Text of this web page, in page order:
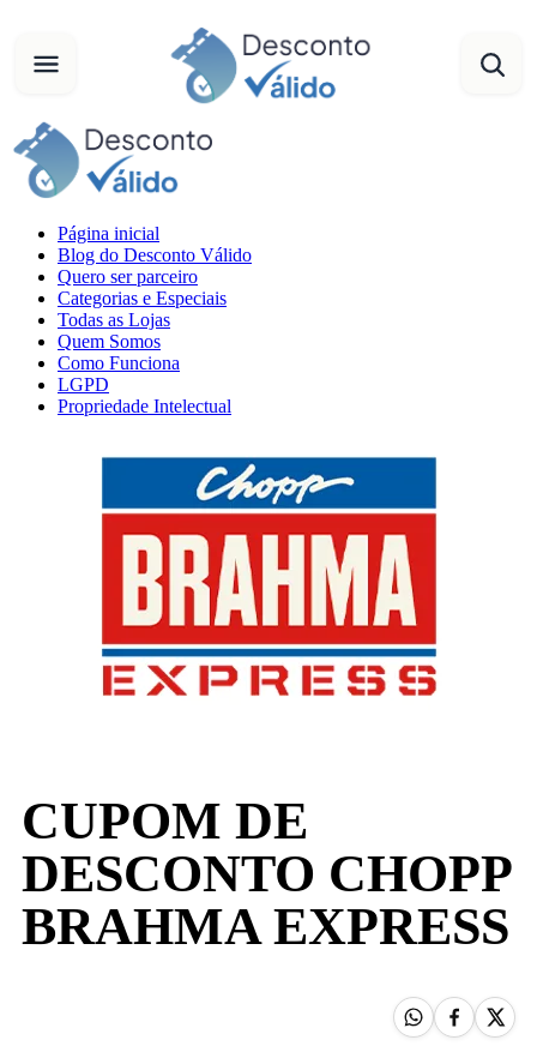
Página inicial
Blog do Desconto Válido
Quero ser parceiro
Categorias e Especiais
Todas as Lojas
Quem Somos
Como Funciona
LGPD
Propriedade Intelectual
CUPOM DE
DESCONTO CHOPP
BRAHMA EXPRESS